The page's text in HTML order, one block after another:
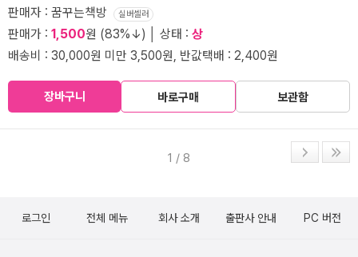
판매자 : 꿈꾸는책방 실버셀러
판매가 : 1,500원 (83%↓) │ 상태 : 상
배송비 : 30,000원 미만 3,500원, 반값택배 : 2,400원
장바구니 바로구매 보관함
1 / 8
로그인 전체 메뉴 회사 소개 출판사 안내 PC 버전